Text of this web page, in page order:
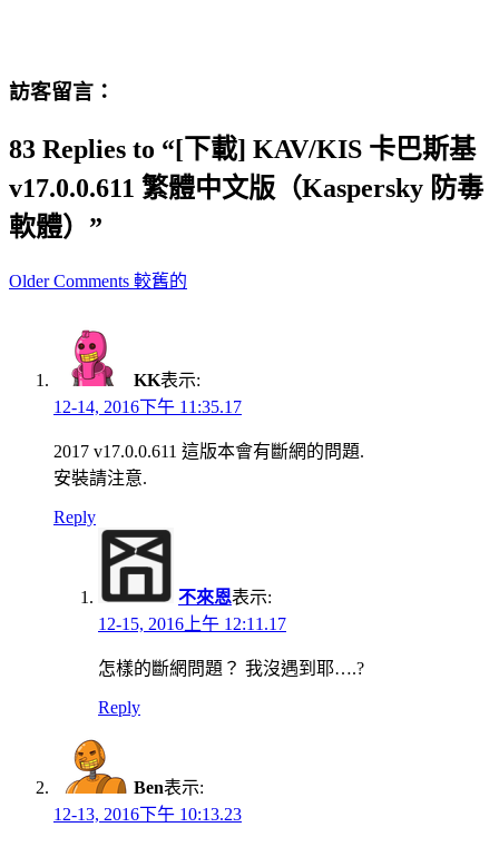
訪客留言：
83 Replies to “[下載] KAV/KIS 卡巴斯基
v17.0.0.611 繁體中文版（Kaspersky 防毒
軟體）”
Comment
Older Comments 較舊的
KK表示:
12-14, 2016下午 11:35.17
2017 v17.0.0.611 這版本會有斷網的問題.
安裝請注意.
Reply
不來恩表示:
12-15, 2016上午 12:11.17
怎樣的斷網問題？ 我沒遇到耶….?
Reply
Ben表示:
12-13, 2016下午 10:13.23